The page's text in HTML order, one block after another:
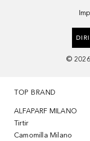
© 2026
TOP BRAND
ALFAPARF MILANO
Tirtir
Camomilla Milano